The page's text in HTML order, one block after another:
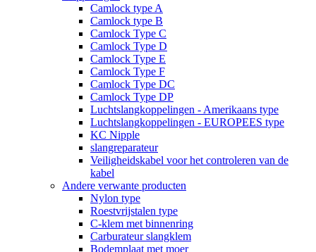
Camlock type A
Camlock type B
Camlock Type C
Camlock Type D
Camlock Type E
Camlock Type F
Camlock Type DC
Camlock Type DP
Luchtslangkoppelingen - Amerikaans type
Luchtslangkoppelingen - EUROPEES type
KC Nipple
slangreparateur
Veiligheidskabel voor het controleren van de
kabel
Andere verwante producten
Nylon type
Roestvrijstalen type
C-klem met binnenring
Carburateur slangklem
Bodemplaat met moer